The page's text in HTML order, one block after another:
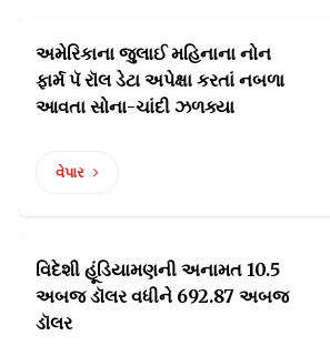
અમેરિકાના જુલાઈ મહિનાના નોન
ફાર્મ પૅ રૉલ ડેટા અપેક્ષા કરતાં નબળા
આવતા સોના-ચાંદી ઝળક્યા
વેપાર
વિદેશી હૂંડિયામણની અનામત 10.5
અબજ ડૉલર વધીને 692.87 અબજ
ડૉલર